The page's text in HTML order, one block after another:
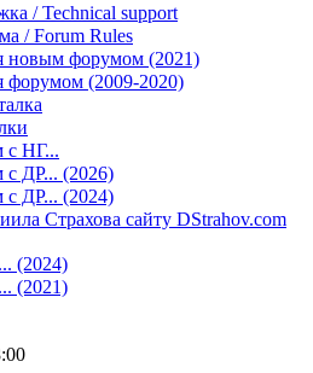
/ Technical support
/ Forum Rules
новым форумом (2021)
форумом (2009-2020)
с НГ...
ДР... (2026)
ДР... (2024)
Страхова сайту DStrahov.com
(2024)
(2021)